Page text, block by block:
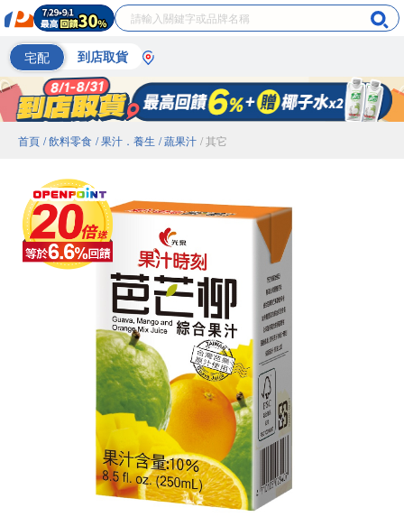
宅配 到店取貨
首頁 / 飲料零食 / 果汁．養生 / 蔬果汁 / 其它